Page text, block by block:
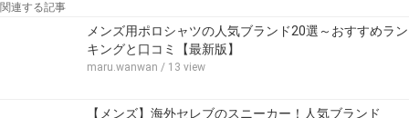
関連する記事
メンズ用ポロシャツの人気ブランド20選～おすすめラン
キングと口コミ【最新版】
maru.wanwan / 13 view
【メンズ】海外セレブのスニーカー！人気ブランド